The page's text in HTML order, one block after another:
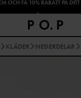
KLÄDER NEDERDELAR